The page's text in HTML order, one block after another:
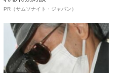
PR（サムソナイト・ジャパン）